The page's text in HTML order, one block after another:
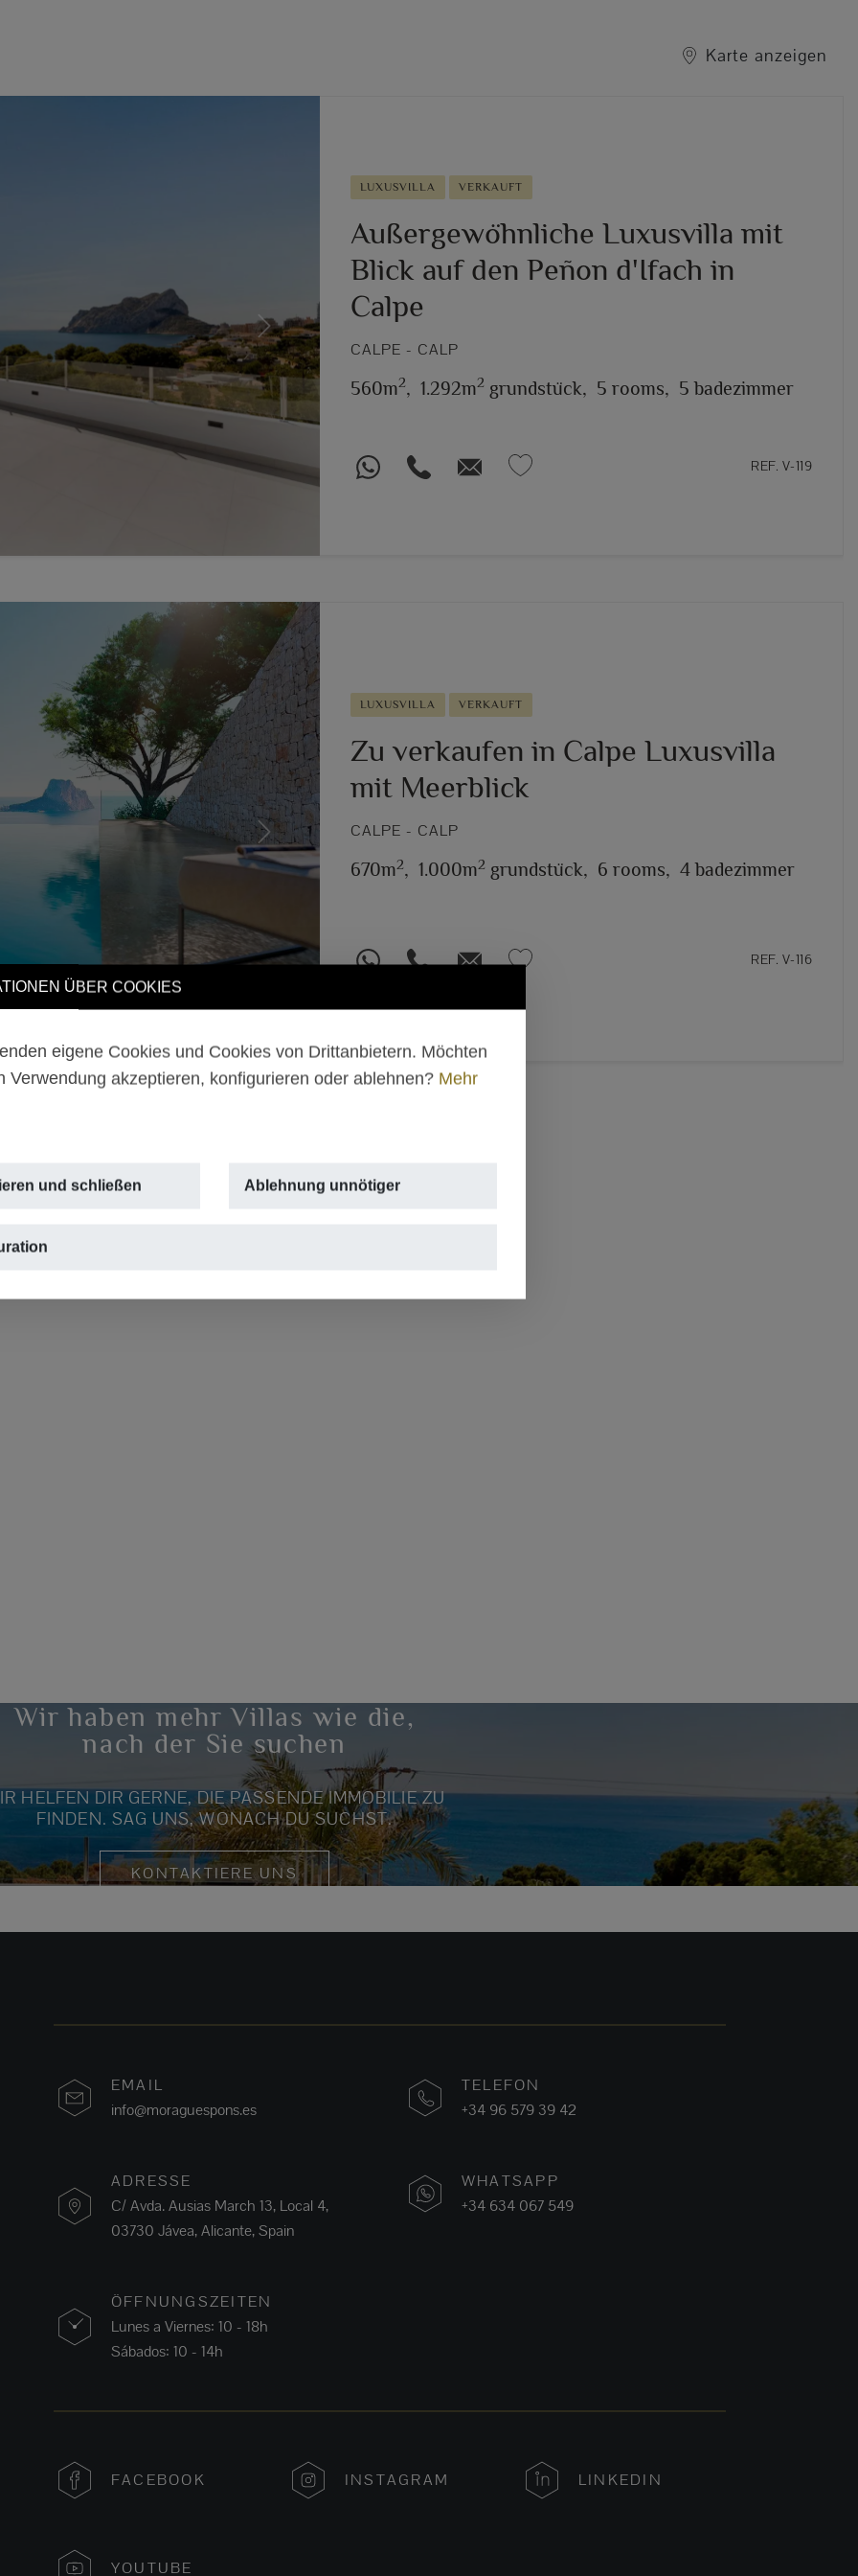
ÜBER COOKIES
eigene Cookies und Cookies von Drittanbietern. Möchten
Verwendung akzeptieren, konfigurieren oder ablehnen? Mehr
und schließen Ablehnung unnötiger
Karte anzeigen
Next
LUXUSVILLA VERKAUFT
Außergewöhnliche Luxusvilla mit
Blick auf den Peñon d'Ifach in
Calpe
CALPE - CALP
560m2, 1.292m2 grundstück, 5 rooms, 5 badezimmer
REF. V-119
Next
LUXUSVILLA VERKAUFT
Zu verkaufen in Calpe Luxusvilla
mit Meerblick
CALPE - CALP
670m2, 1.000m2 grundstück, 6 rooms, 4 badezimmer
REF. V-116
Wir haben mehr Villas wie die,
nach der Sie suchen
HELFEN DIR GERNE, DIE PASSENDE IMMOBILIE ZU
FINDEN. SAG UNS, WONACH DU SUCHST.
KONTAKTIERE UNS
EMAIL
info@moraguespons.es
ADRESSE
C/ Avda. Ausias March 13, Local 4,
03730 Jávea, Alicante, Spain
ÖFFNUNGSZEITEN
Lunes a Viernes: 10 - 18h
Sábados: 10 - 14h
TELEFON
+34 96 579 39 42
WHATSAPP
+34 634 067 549
FACEBOOK INSTAGRAM LINKEDIN
YOUTUBE